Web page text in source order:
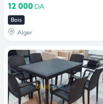
12 000 DA
Bois
Alger